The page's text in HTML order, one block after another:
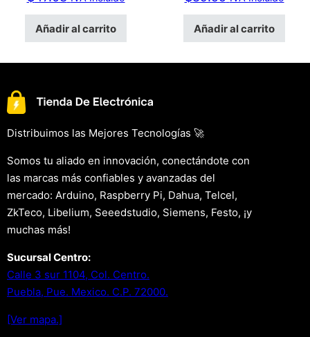
Añadir al carrito Añadir al carrito
Distribuimos las Mejores Tecnologías 🚀
Somos tu aliado en innovación, conectándote con
las marcas más confiables y avanzadas del
mercado: Arduino, Raspberry Pi, Dahua, Telcel,
ZkTeco, Libelium, Seeedstudio, Siemens, Festo, ¡y
muchas más!
Sucursal Centro:
Calle 3 sur 1104, Col. Centro.
Puebla, Pue. Mexico. C.P. 72000.
[Ver mapa.]